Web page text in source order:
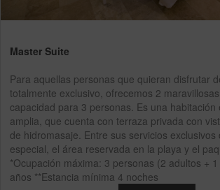
Master Suite
Para aquellas personas que quieran disfrutar
totalmente exclusivo, ofrecemos 2
capacidad para 3 personas. Es una habitación
amplia, que cuenta con terraza privada con
de hidromasaje. Entre sus servicios exclusivos
especial, el área reservada en la playa y el
*Ocupación máxima: 3 personas (2 adultos +
años **Estancia mínima 4 noches